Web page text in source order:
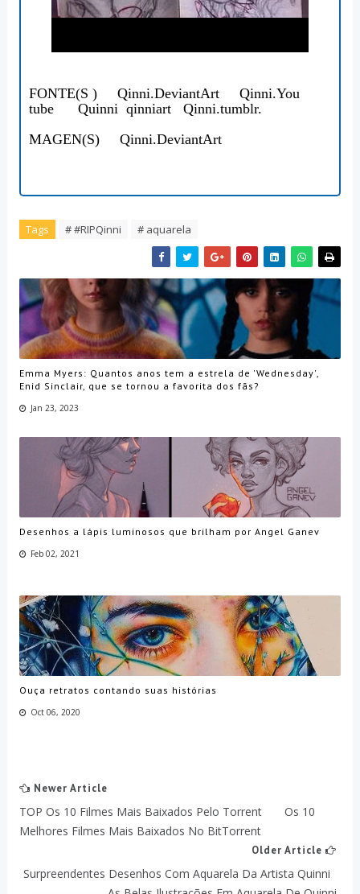
FONTE(S ) Qinni.DeviantArt
Qinni.You
tube
Quinni qinniart
Qinni.tumblr.
MAGEN(S) Qinni.DeviantArt
Tags # #RIPQinni # aquarela
Emma Myers: Quantos anos tem a estrela de 'Wednesday',
Enid Sinclair, que se tornou a favorita dos fãs?
Jan 23, 2023
Desenhos a lápis luminosos que brilham por Angel Ganev
Feb 02, 2021
Ouça retratos contando suas histórias
Oct 06, 2020
Newer Article
TOP Os 10 Filmes Mais Baixados Pelo Torrent Os 10
Melhores Filmes Mais Baixados No BitTorrent
Older Article
Surpreendentes Desenhos Com Aquarela Da Artista Quinni